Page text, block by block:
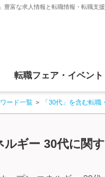
富な求人情報と転職情報・転職支
転職フェア・イベント
ード一覧 「30代」を含む転職
ルギー 30代に関